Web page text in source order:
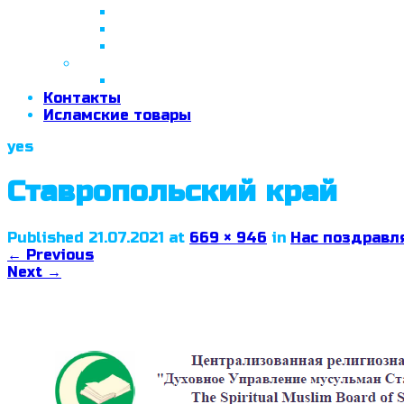
Контакты
Исламские товары
yes
Ставропольский край
Published 21.07.2021 at 669 × 946 in Нас
← Previous
Next →